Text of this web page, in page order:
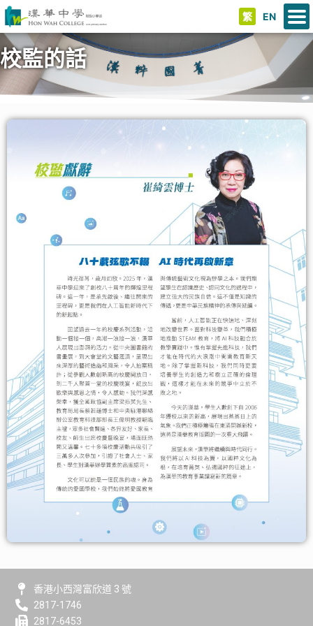
繁 EN
校監的話
香港小西灣富欣道 3 號
2817-1746
2817-6453